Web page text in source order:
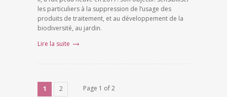
les particuliers à la suppression de l’usage des
produits de traitement, et au développement de la
biodiversité, au jardin.
Lire la suite
1 2 Page 1 of 2